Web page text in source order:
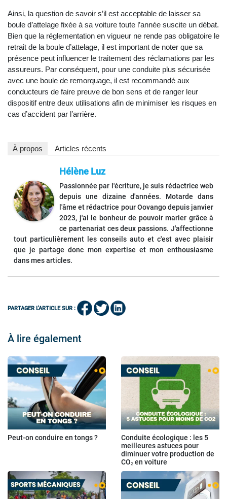
Ainsi, la question de savoir s’il est acceptable de laisser sa
boule d’attelage fixée à sa voiture toute l’année suscite un débat.
Bien que la réglementation en vigueur ne rende pas obligatoire le
retrait de la boule d’attelage, il est important de noter que sa
présence peut influencer le traitement des réclamations par les
assureurs. Par conséquent, pour une conduite plus sécurisée
avec une boule de remorquage, il est recommandé aux
conducteurs de faire preuve de bon sens et de ranger leur
dispositif entre deux utilisations afin de minimiser les risques en
cas d’accident par l’arrière.
À propos Articles récents
Hélène Luz
Passionnée par l'écriture, je suis rédactrice web
depuis une dizaine d'années. Motarde dans
l'âme et rédactrice pour Oovango depuis janvier
2023, j'ai le bonheur de pouvoir marier grâce à
ce partenariat ces deux passions. J'affectionne
tout particulièrement les conseils auto et c'est avec plaisir
que je partage donc mon expertise et mon enthousiasme
dans mes articles.
PARTAGER L'ARTICLE SUR :
À lire également
Peut-on conduire en tongs ?
Conduite écologique : les 5
meilleures astuces pour
diminuer votre production de
CO₂ en voiture